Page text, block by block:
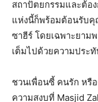
สถาปัตยกรรมและต้อ
แห่งนี้ก็พร้อมต้อนรับคุ
ซาฮีร์ โดยเฉพาะยาม
เต็มไปด้วยความประ
ชวนเพื่อนซี้ คนรัก หรื
ความสงบที่ Masjid